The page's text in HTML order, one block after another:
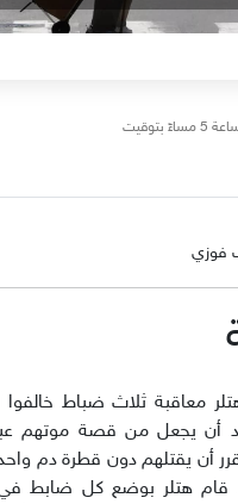
21-06-2020 الساعة 5 مساءً بتوقيت
معاقبة ثلاث ضباط
أن يجعل من قصة موتهم
أن يقتلهم دون قطرة دم
قام هتلر بوضع كل ضابط